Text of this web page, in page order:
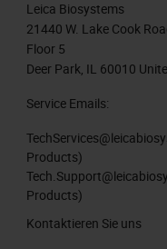
Leica Biosystems
21440 W. Lake Cook
Floor 5
Deer Park, IL 60010
Service Emails:
Products)
Products)
Kontaktieren Sie uns